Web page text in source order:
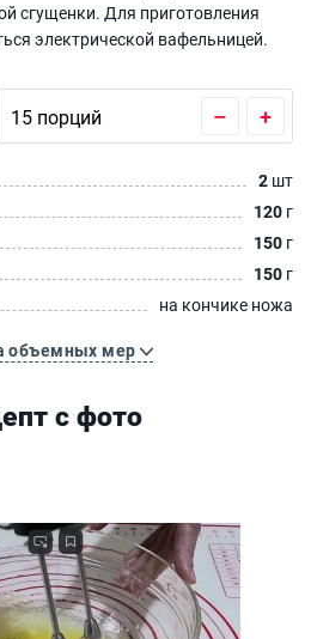
сгущенки. Для приготовления
электрической вафельницей.
– +
2 шт
120 г
150 г
150 г
на кончике ножа
объемных мер
с фото